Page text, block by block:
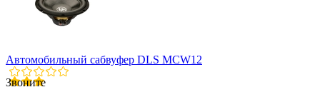
Автомобильный сабвуфер DLS MCW12
Звоните